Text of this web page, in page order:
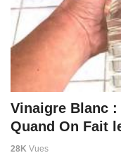
Vinaigre Blanc
Quand On Fait
28K Vues